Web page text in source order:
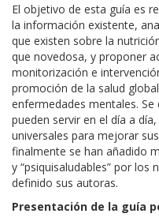
El objetivo de esta guía es
la información existente,
que existen sobre la
que novedosa, y proponer
monitorización e
promoción de la salud
enfermedades mentales.
pueden servir en el día a
universales para mejorar
finalmente se han añadido
y “psiquisaludables” por los
definido sus autoras.
Presentación de la guía